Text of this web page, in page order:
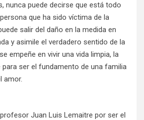
nunca puede decirse que está todo
que ha sido víctima de la
salir del daño en la medida en
y asimile el verdadero sentido de la
empeñe en vivir una vida limpia, la
para ser el fundamento de una familia
amor.
Juan Luis Lemaitre por ser el